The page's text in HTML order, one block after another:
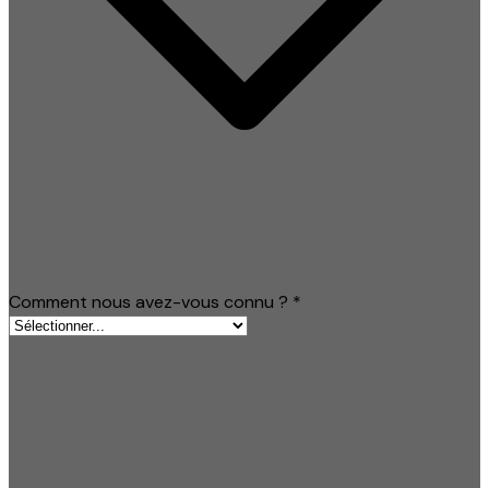
Comment nous avez-vous connu ? *